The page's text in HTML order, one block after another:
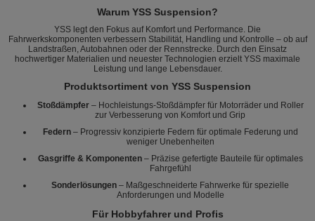
Warum YSS Suspension?
YSS legt den Fokus auf Komfort und Performance. Die
Fahrwerkskomponenten verbessern Stabilität, Handling und Kontrolle – ob auf
Landstraßen, Autobahnen oder der Rennstrecke. Durch den Einsatz
hochwertiger Materialien und neuester Technologien erzielt YSS maximale
Leistung und lange Lebensdauer.
Produktsortiment von YSS Suspension
Stoßdämpfer– Hochleistungs-Stoßdämpfer für Motorräder und Roller
zur Verbesserung von Komfort und Grip
Federn– Progressiv konzipierte Federn für optimale Federung und
weniger Unebenheiten
Gasgriffe & Komponenten– Präzise gefertigte Bauteile für optimales
Fahrgefühl
Sonderlösungen – Maßgeschneiderte Fahrwerke für spezielle
Anforderungen und Modelle
Für Hobbyfahrer und Profis